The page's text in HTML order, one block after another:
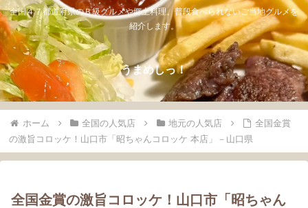
全国４７都道府県のＢ級グルメや郷土料理。普段食べられないご当地グルメを
紹介します。
うまめしっ！
ホーム 全国の人気店 地元の人気店
全国金賞
の激旨コロッケ！山口市「昭ちゃんコロッケ 本店」－山口県
全国金賞の激旨コロッケ！山口市「昭ちゃん